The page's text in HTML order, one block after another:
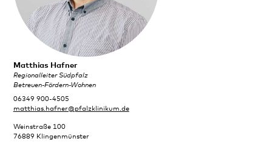
Matthias Hafner
Regionalleiter Südpfalz
Betreuen-Fördern-Wohnen
06349 900-4505
matthias.hafner@pfalzklinikum.de
Weinstraße 100
76889 Klingenmünster